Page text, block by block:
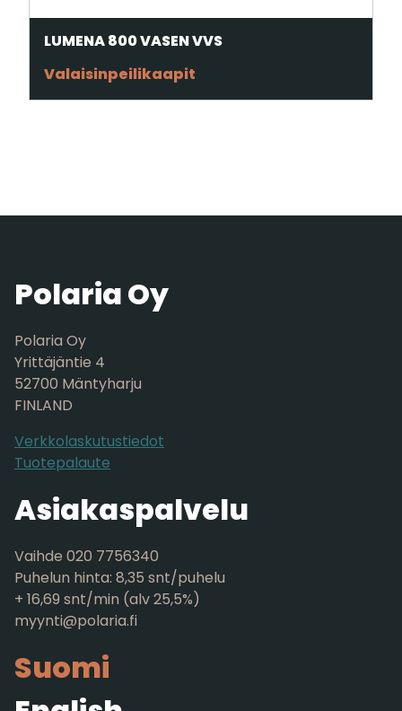
LUMENA 800 VASEN VVS
Valaisinpeilikaapit
Polaria Oy
Polaria Oy
Yrittäjäntie 4
52700 Mäntyharju
FINLAND
Verkkolaskutustiedot
Tuotepalaute
Asiakaspalvelu
Vaihde 020 7756340
Puhelun hinta: 8,35 snt/puhelu
+ 16,69 snt/min (alv 25,5%)
myynti@polaria.fi
Suomi